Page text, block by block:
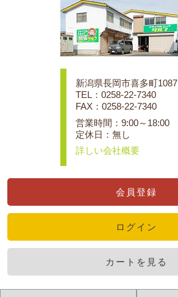
新潟県長岡市喜多町1087
TEL：0258-22-7340
FAX：0258-22-7340
営業時間：9:00～18:00
定休日：無し
詳しい会社概要
会員登録
ログイン
カートを見る